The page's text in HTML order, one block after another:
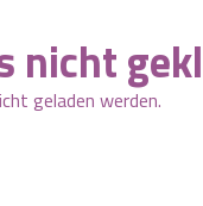
nicht
geladen werden.